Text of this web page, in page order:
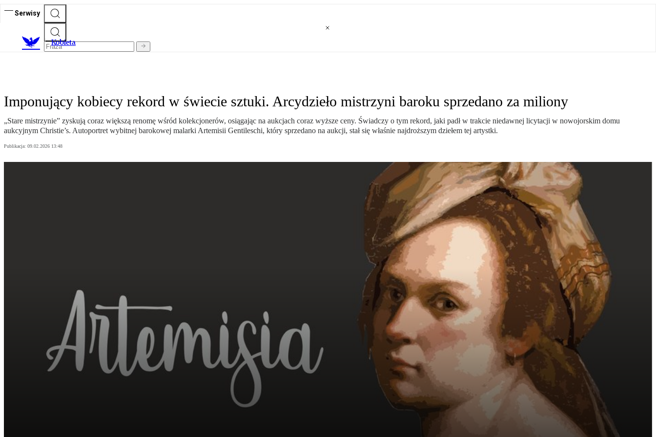
Serwisy
Kobieta
Imponujący kobiecy rekord w świecie sztuki. Arcydzieło mistrzyni baroku sprzedano za miliony
„Stare mistrzynie” zyskują coraz większą renomę wśród kolekcjonerów, osiągając na aukcjach coraz wyższe ceny. Świadczy o tym rekord, jaki padł w trakcie niedawnej licytacji w nowojorskim domu
aukcyjnym Christie’s. Autoportret wybitnej barokowej malarki Artemisii Gentileschi, który sprzedano na aukcji, stał się właśnie najdroższym dziełem tej artystki.
Publikacja: 09.02.2026 13:48